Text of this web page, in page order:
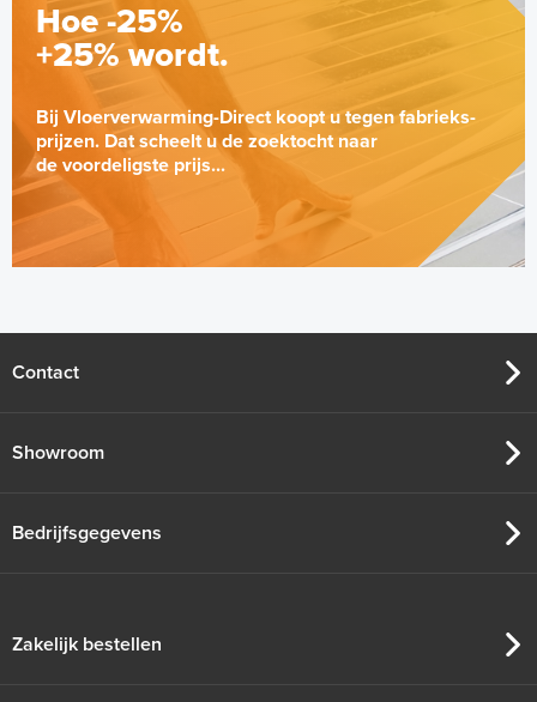
Hoe -25%
+25% wordt.
Bij Vloerverwarming-Direct koopt u tegen fabrieks-
prijzen. Dat scheelt u de zoektocht naar
de voordeligste prijs...
Contact
Showroom
Bedrijfsgegevens
Zakelijk bestellen